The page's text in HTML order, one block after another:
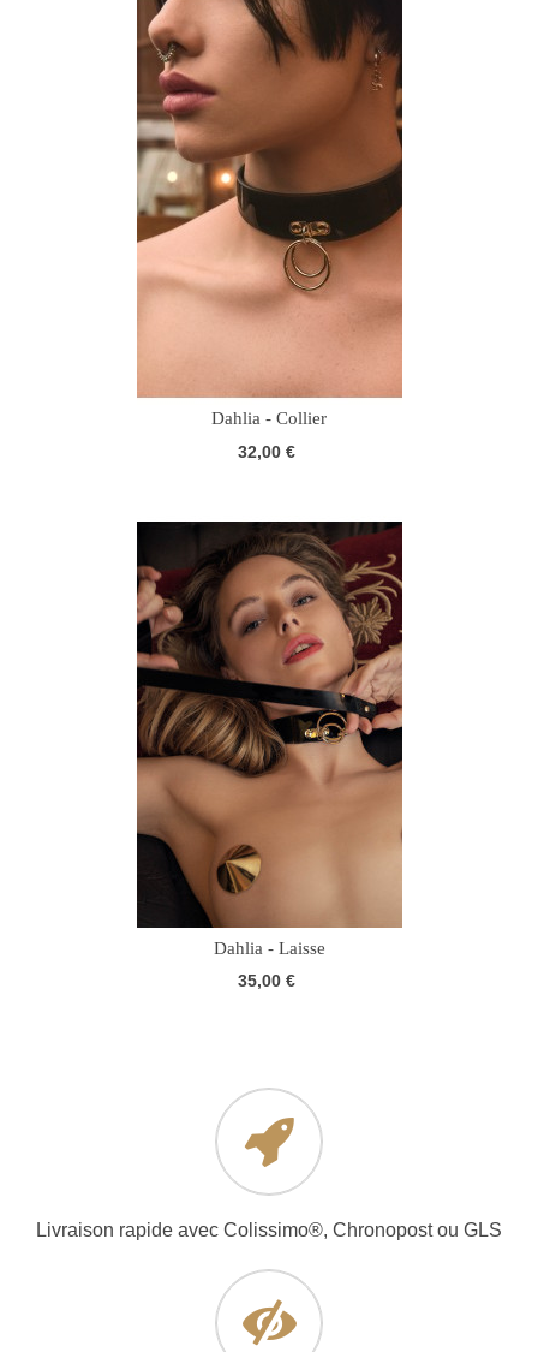
Dahlia - Collier
32,00 €
Dahlia - Laisse
35,00 €
Livraison rapide avec Colissimo®, Chronopost ou GLS